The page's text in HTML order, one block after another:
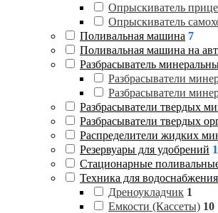
Опрыскиватель
Опрыскиватель
Поливальная машина 7
Поливальная машина на
Разбрасыватель
Разбрасыватели
Разбрасыватели
Разбрасыватели твердых
Разбрасыватели твердых
Распределители жидких
Резервуары для удобрений 1
Стационарные
Техника для водоснабжения
Дреноукладчик 1
Емкости (Кассеты) 10